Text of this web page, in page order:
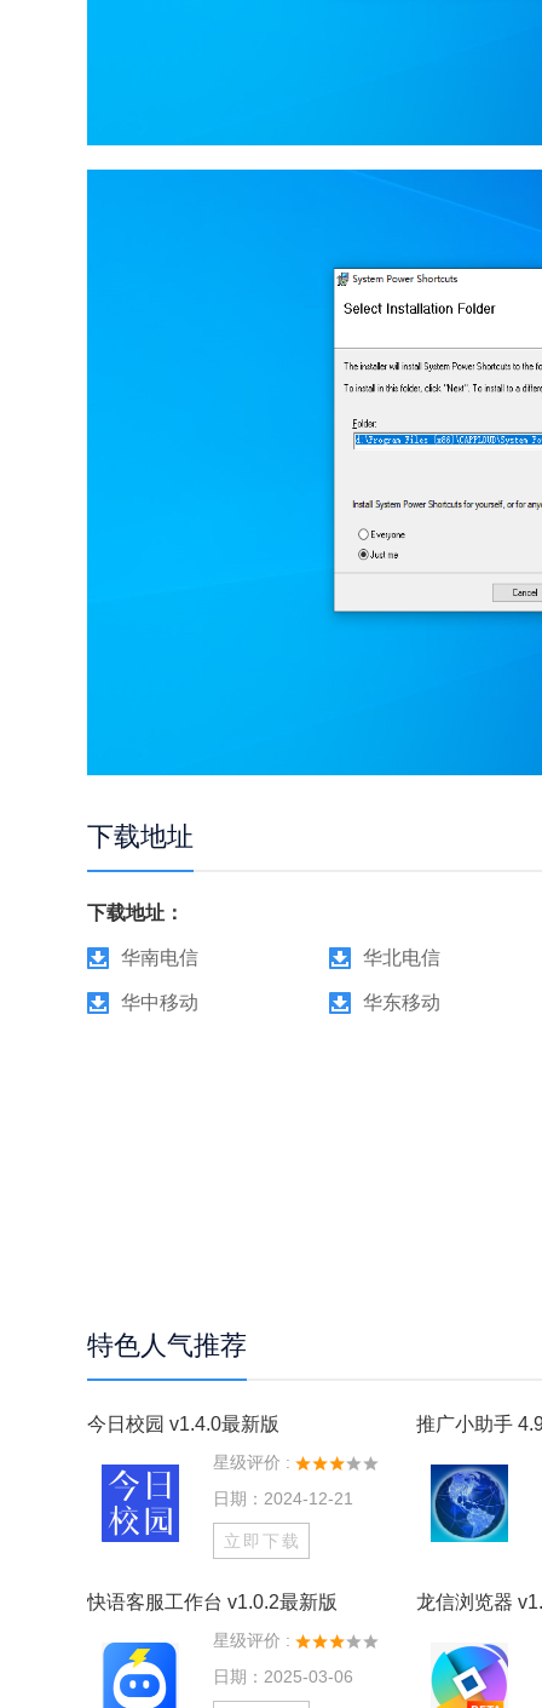
下载地址
下载地址：
华南电信 华北电信
华中移动 华东移动
特色人气推荐
今日校园 v1.4.0最新版
星级评价 :
日期：2024-12-21
立即下载
推广小助手
快语客服工作台 v1.0.2最新版
星级评价 :
日期：2025-03-06
龙信浏览器